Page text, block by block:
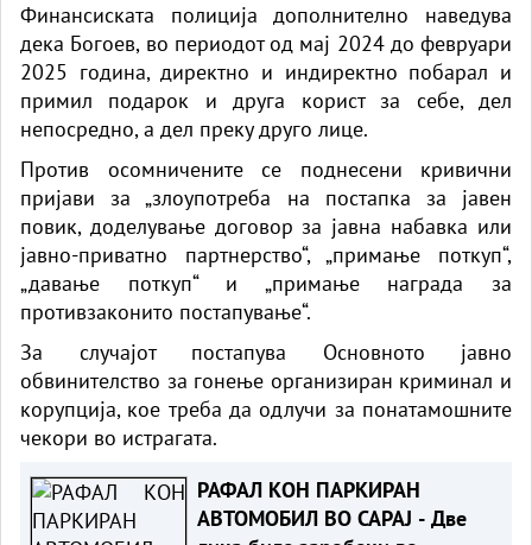
Финансиската полиција дополнително наведува
дека Богоев, во периодот од мај 2024 до февруари
2025 година, директно и индиректно побарал и
примил подарок и друга корист за себе, дел
непосредно, а дел преку друго лице.
Против осомничените се поднесени кривични
пријави за „злоупотреба на постапка за јавен
повик, доделување договор за јавна набавка или
јавно-приватно партнерство“, „примање поткуп“,
„давање поткуп“ и „примање награда за
противзаконито постапување“.
За случајот постапува Основното јавно
обвинителство за гонење организиран криминал и
корупција, кое треба да одлучи за понатамошните
чекори во истрагата.
РАФАЛ КОН ПАРКИРАН
АВТОМОБИЛ ВО САРАЈ - Две